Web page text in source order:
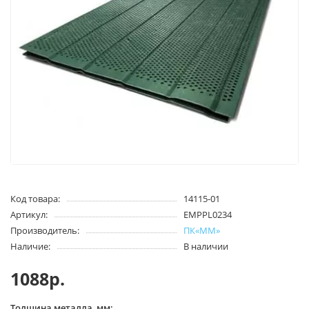
Код товара:
14115-01
Артикул:
EMPPL0234
Производитель:
ПК«ММ»
Наличие:
В наличии
1088р.